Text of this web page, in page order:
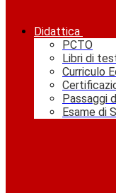
Didattica
PCTO
Libri di
Curriculo
Passaggi
Esame di